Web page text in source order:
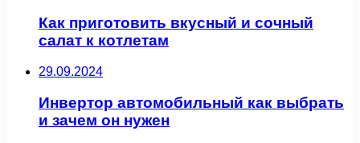
Как приготовить вкусный и сочный
салат к котлетам
29.09.2024
Инвертор автомобильный как выбрать
и зачем он нужен